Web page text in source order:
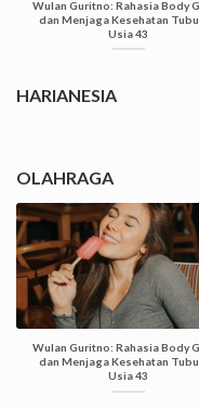
Wulan Guritno: Rahasia Body
dan Menjaga Kesehatan
Usia 43
HARIANESIA
OLAHRAGA
Wulan Guritno: Rahasia Body
dan Menjaga Kesehatan
Usia 43